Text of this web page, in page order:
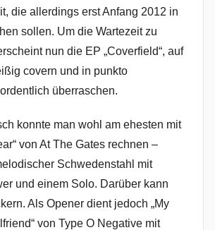
die allerdings erst Anfang 2012 in
sollen. Um die Wartezeit zu
nun die EP „Coverfield“, auf
covern und in punkto
überraschen.
konnte man wohl am ehesten mit
von At The Gates rechnen –
Schwedenstahl mit
und einem Solo. Darüber kann
Als Opener dient jedoch „My
von Type O Negative mit